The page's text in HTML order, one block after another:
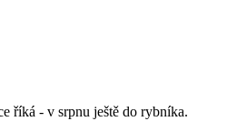
říká - v srpnu ještě do rybníka.